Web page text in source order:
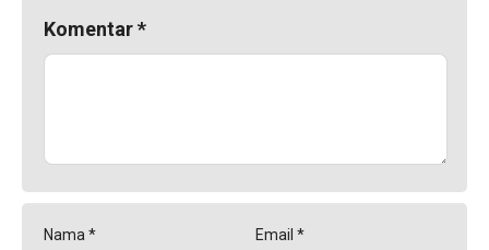
Komentar*
Nama * Email *